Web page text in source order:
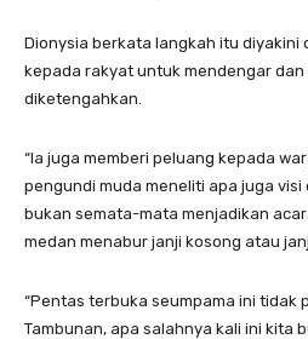
Dionysia berkata langkah itu diyakini
kepada rakyat untuk mendengar
diketengahkan.
“Ia juga memberi peluang kepada
pengundi muda meneliti apa juga
bukan semata-mata menjadikan
medan menabur janji kosong atau
“Pentas terbuka seumpama ini tidak
Tambunan, apa salahnya kali ini kita